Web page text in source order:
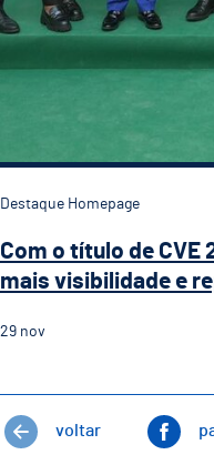
Destaque Homepage
Com o título de CVE
mais visibilidade e
29 nov
voltar